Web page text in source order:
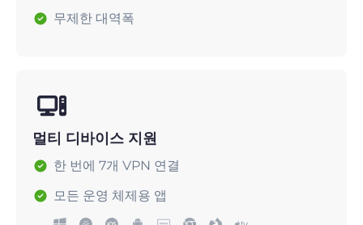
무제한 대역폭
멀티 디바이스 지원
한 번에 7개 VPN 연결
모든 운영 체제용 앱